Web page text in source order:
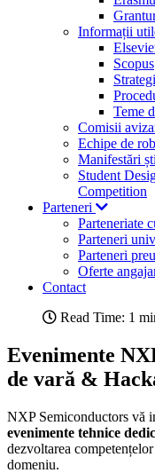
Informații
Scopus
Teme
Comisii
Echipe de
Manifestări
Student
Competition
Parteneri
Parteneriate
Parteneri
Parteneri
Oferte
Contact
Read Time: 1
Evenimente
de vară &
NXP Semiconductors vă
evenimente tehnice
dezvoltarea
domeniu.